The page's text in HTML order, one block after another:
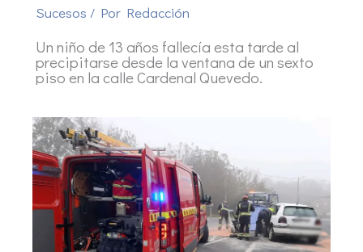
Sucesos / Por Redacción
Un niño de 13 años fallecía esta tarde al
precipitarse desde la ventana de un sexto
piso en la calle Cardenal Quevedo.